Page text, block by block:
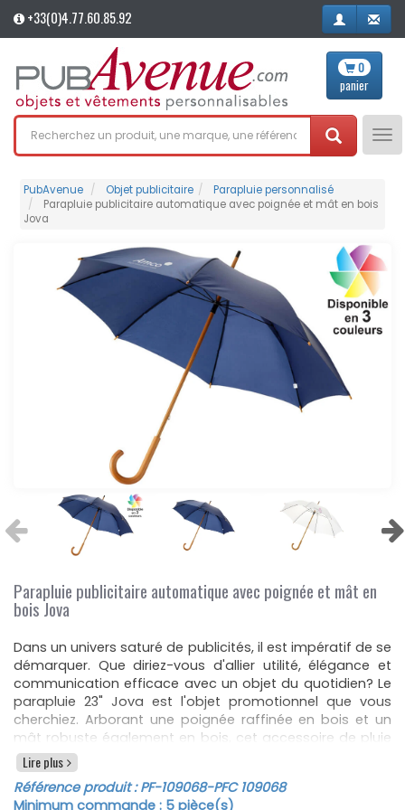
+33(0)4.77.60.85.92
0
panier
PubAvenue Objet publicitaire
Parapluie personnalisé
Parapluie publicitaire automatique avec poignée et mât en bois
Jova
Parapluie publicitaire automatique avec poignée et mât en
bois Jova
Dans un univers saturé de publicités, il est impératif de se
démarquer. Que diriez-vous d'allier utilité, élégance et
communication efficace avec un objet du quotidien? Le
parapluie 23" Jova est l'objet promotionnel que vous
cherchiez. Arborant une poignée raffinée en bois et un
mât robuste également en bois, cet accessoire de pluie
ne se contente pas d'être fonctionnel, il évoque un
sentiment d'élégance et de qualité inégalée. Chaque
goutte qui tombe sur sa toile rappelle la finesse de votre
Lire plus
Référence produit :PF-109068-PFC 109068
Minimum commande : 5 pièce(s)